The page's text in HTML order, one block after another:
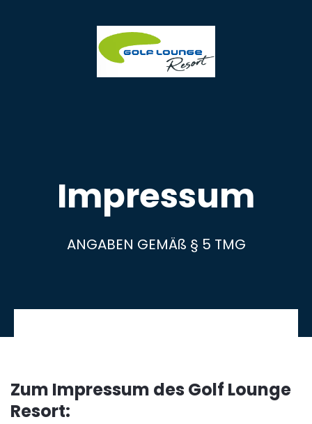
Impressum
ANGABEN GEMÄß § 5 TMG
Zum Impressum des Golf Lounge
Resort: